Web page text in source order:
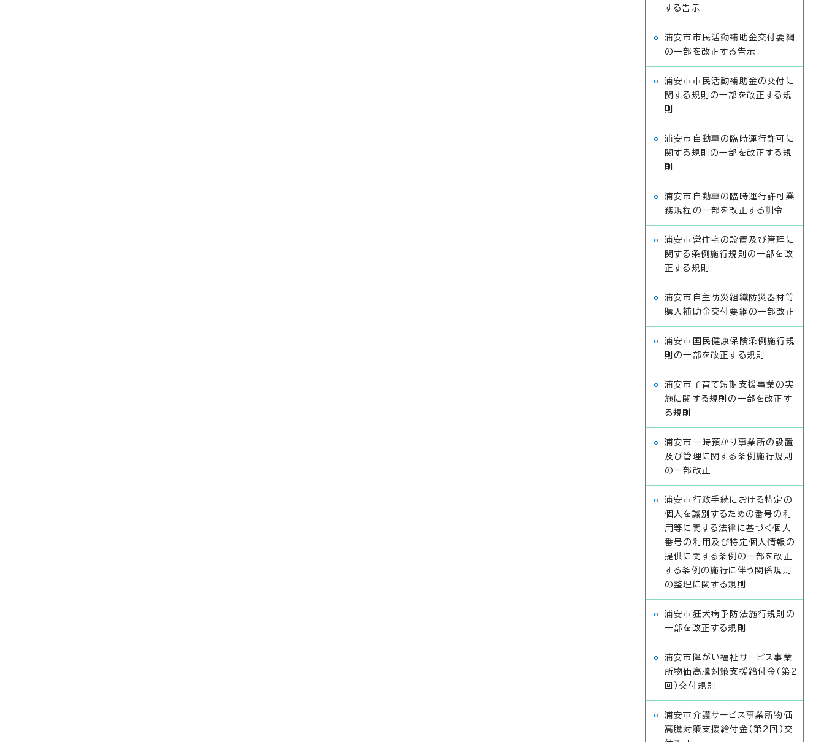
する告示
浦安市市民活動補助金交付要綱
の一部を改正する告示
浦安市市民活動補助金の交付に
関する規則の一部を改正する規
則
浦安市自動車の臨時運行許可に
関する規則の一部を改正する規
則
浦安市自動車の臨時運行許可業
務規程の一部を改正する訓令
浦安市営住宅の設置及び管理に
関する条例施行規則の一部を改
正する規則
浦安市自主防災組織防災器材等
購入補助金交付要綱の一部改正
浦安市国民健康保険条例施行規
則の一部を改正する規則
浦安市子育て短期支援事業の実
施に関する規則の一部を改正す
る規則
浦安市一時預かり事業所の設置
及び管理に関する条例施行規則
の一部改正
浦安市行政手続における特定の
個人を識別するための番号の利
用等に関する法律に基づく個人
番号の利用及び特定個人情報の
提供に関する条例の一部を改正
する条例の施行に伴う関係規則
の整理に関する規則
浦安市狂犬病予防法施行規則の
一部を改正する規則
浦安市障がい福祉サービス事業
所物価高騰対策支援給付金（第2
回）交付規則
浦安市介護サービス事業所物価
高騰対策支援給付金（第2回）交